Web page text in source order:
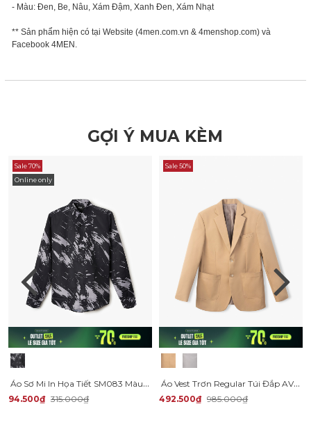
- Màu: Đen, Be, Nâu, Xám Đậm, Xanh Đen, Xám Nhạt
** Sản phẩm hiện có tại Website (4men.com.vn & 4menshop.com) và
Facebook 4MEN.
GỢI Ý MUA KÈM
Sale 70%
Online only
Áo Sơ Mi In Họa Tiết SM083 Màu Đen
94.500₫ 315.000₫
Sale 50%
Áo Vest Trơn Regular Túi Đắp AV037
492.500₫ 985.000₫